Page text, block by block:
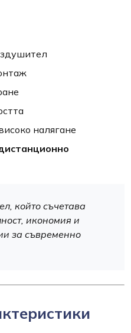
налягане
който съчетава
икономия и
за съвременно